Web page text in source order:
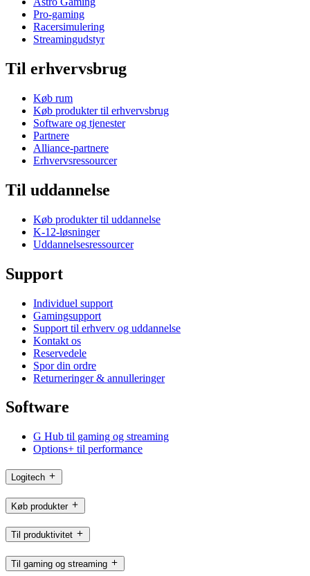
Pro-gaming
Racersimulering
Streamingudstyr
Til erhvervsbrug
Køb rum
Køb produkter til erhvervsbrug
Software og tjenester
Partnere
Alliance-partnere
Erhvervsressourcer
Til uddannelse
Køb produkter til uddannelse
K-12-løsninger
Uddannelsesressourcer
Support
Individuel support
Gamingsupport
Support til erhverv og uddannelse
Kontakt os
Reservedele
Spor din ordre
Returneringer & annulleringer
Software
G Hub til gaming og streaming
Options+ til performance
Logitech
Køb produkter
Til produktivitet
Til gaming og streaming